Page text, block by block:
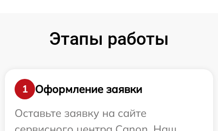
Этапы работы
1
Оформление заявки
Оставьте заявку на сайте